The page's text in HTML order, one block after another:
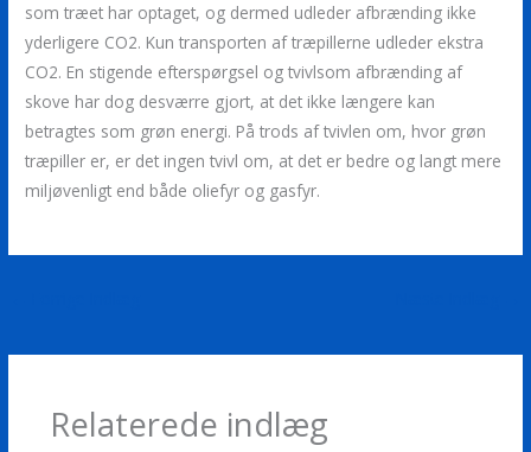
som træet har optaget, og dermed udleder afbrænding ikke
yderligere CO2. Kun transporten af træpillerne udleder ekstra
CO2. En stigende efterspørgsel og tvivlsom afbrænding af
skove har dog desværre gjort, at det ikke længere kan
betragtes som grøn energi. På trods af tvivlen om, hvor grøn
træpiller er, er det ingen tvivl om, at det er bedre og langt mere
miljøvenligt end både oliefyr og gasfyr.
Relaterede indlæg